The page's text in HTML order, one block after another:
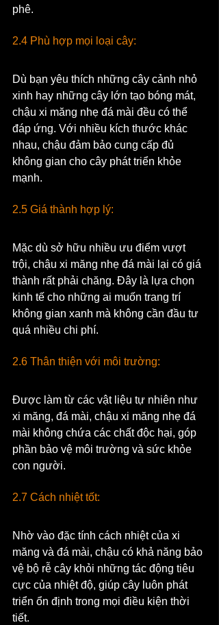
phê.
2.4 Phù hợp mọi loại cây:
Dù bạn yêu thích những cây cảnh nhỏ
xinh hay những cây lớn tạo bóng mát,
chậu xi măng nhẹ đá mài đều có thể
đáp ứng. Với nhiều kích thước khác
nhau, chậu đảm bảo cung cấp đủ
không gian cho cây phát triển khỏe
mạnh.
2.5 Giá thành hợp lý:
Mặc dù sở hữu nhiều ưu điểm vượt
trội, chậu xi măng nhẹ đá mài lại có giá
thành rất phải chăng. Đây là lựa chọn
kinh tế cho những ai muốn trang trí
không gian xanh mà không cần đầu tư
quá nhiều chi phí.
2.6 Thân thiện với môi trường:
Được làm từ các vật liệu tự nhiên như
xi măng, đá mài, chậu xi măng nhẹ đá
mài không chứa các chất độc hại, góp
phần bảo vệ môi trường và sức khỏe
con người.
2.7 Cách nhiệt tốt:
Nhờ vào đặc tính cách nhiệt của xi
măng và đá mài, chậu có khả năng bảo
vệ bộ rễ cây khỏi những tác động tiêu
cực của nhiệt độ, giúp cây luôn phát
triển ổn định trong mọi điều kiện thời
tiết.